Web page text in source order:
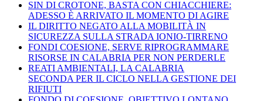
SIN DI CROTONE, BASTA CON CHIACCHIERE:
ADESSO È ARRIVATO IL MOMENTO DI AGIRE
IL DIRITTO NEGATO ALLA MOBILITÀ IN
SICUREZZA SULLA STRADA IONIO-TIRRENO
FONDI COESIONE, SERVE RIPROGRAMMARE
RISORSE IN CALABRIA PER NON PERDERLE
REATI AMBIENTALI, LA CALABRIA
SECONDA PER IL CICLO NELLA GESTIONE DEI
RIFIUTI